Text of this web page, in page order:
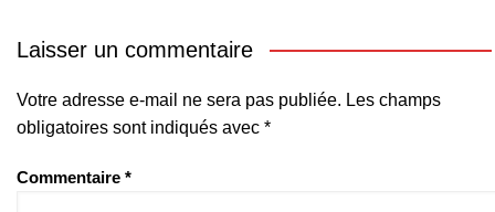
Laisser un commentaire
Votre adresse e-mail ne sera pas publiée. Les champs
obligatoires sont indiqués avec *
Commentaire *